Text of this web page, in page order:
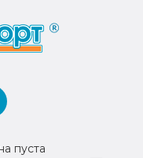
пуста